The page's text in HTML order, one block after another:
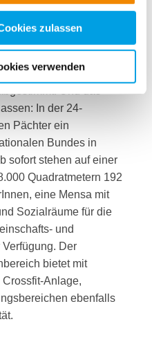
Einwilligung für diese
Einwilligung stets
beachten Sie: Ihre
der von Ihnen
Website-
setzen wir aufgrund
unabhängig von einer
zulassen
verwenden
anlässlich der
und genaustens auf
In der 24-
Pächter ein
Bundes in
sofort stehen auf einer
Quadratmetern 192
eine Mensa mit
Sozialräume für die
und
Der
bietet mit
Anlage,
ebenfalls